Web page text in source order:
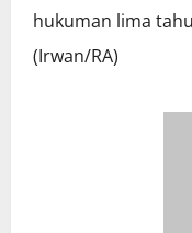
hukuman lima
(Irwan/RA)